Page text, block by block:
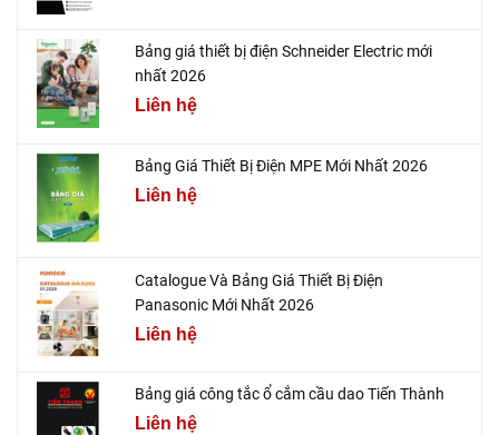
Bảng giá thiết bị điện Schneider Electric mới
nhất 2026
Liên hệ
Bảng Giá Thiết Bị Điện MPE Mới Nhất 2026
Liên hệ
Catalogue Và Bảng Giá Thiết Bị Điện
Panasonic Mới Nhất 2026
Liên hệ
Bảng giá công tắc ổ cắm cầu dao Tiến Thành
Liên hệ